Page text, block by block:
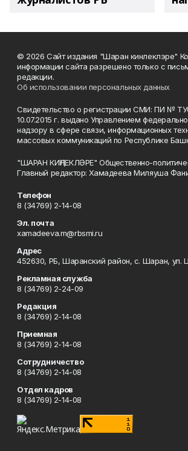
© 2026 Сайт издания "Шаран кинлеклэре"
информации сайта разрешено только с
редакции.
Об использовании персональных данных
Свидетельство о регистрации СМИ: ПИ №
10.07.2015 г. выдано Управлением
надзору в сфере связи, информационных
массовых коммуникаций по Республике
"ШАРАН КИҢЛЕКЛӘРЕ" Общественно-
Главный редактор: Хамадеева Миляуша
Телефон
8 (34769) 2-14-08
Эл. почта
xamadeeva.m@rbsmi.ru
Адрес
452630, РБ, Шаранский район, с. Шаран, ул.
Рекламная служба
8 (34769) 2-24-09
Редакция
8 (34769) 2-14-08
Приемная
8 (34769) 2-14-08
Сотрудничество
8 (34769) 2-14-08
Отдел кадров
8 (34769) 2-14-08